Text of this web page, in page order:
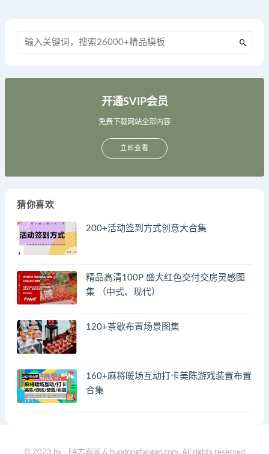
开通SVIP会员
免费下载网站全部内容
立即查看
猜你喜欢
200+活动签到方式创意大合集
精品高清100P 盛大红色交付交房灵感图
集 （中式、现代）
120+茶歇布置场景图集
160+麻将暖场互动打卡美陈游戏装置布置
合集